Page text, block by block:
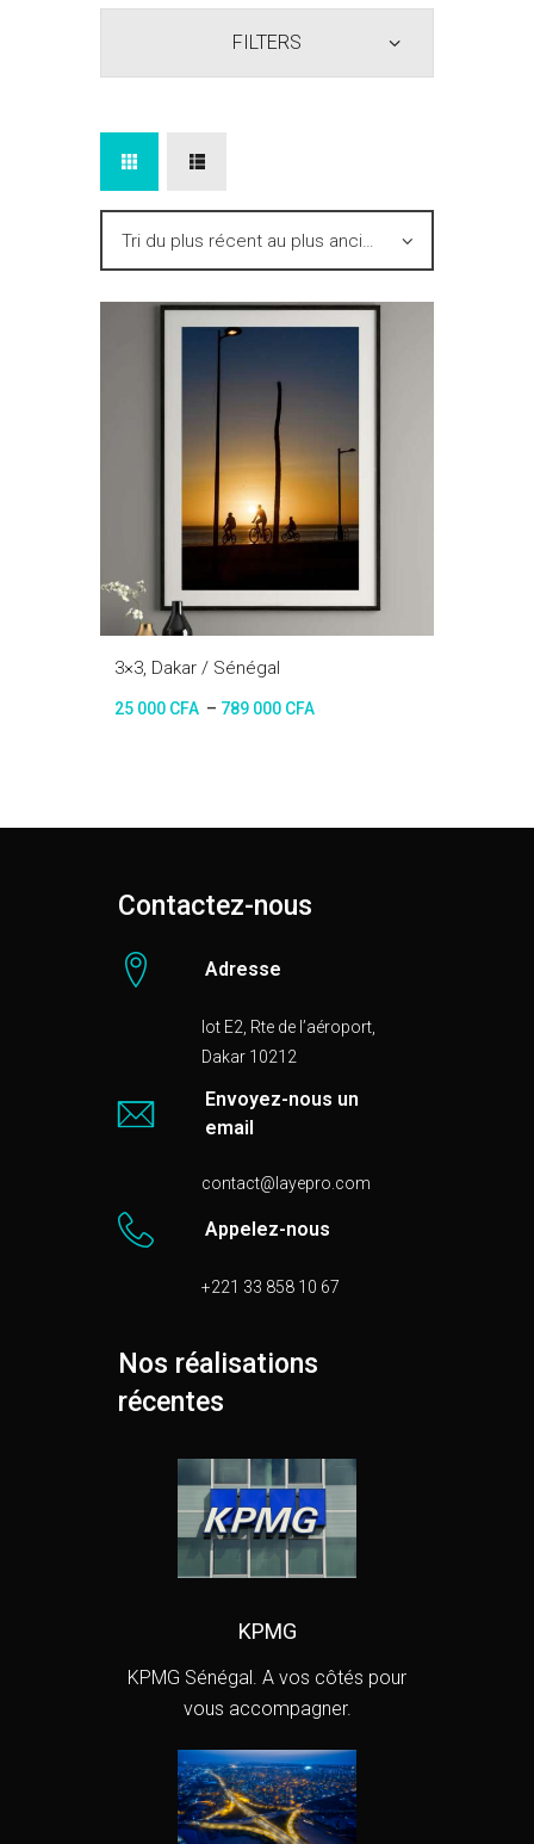
3×3, Dakar / Sénégal
25 000 CFA – 789 000 CFA
FILTERS
Contactez-nous
Adresse
lot E2, Rte de l’aéroport,
Dakar 10212
Envoyez-nous un
email
contact@layepro.com
Appelez-nous
+221 33 858 10 67
Nos réalisations
récentes
KPMG
KPMG Sénégal. A vos côtés pour
vous accompagner.